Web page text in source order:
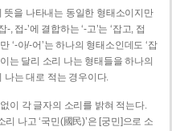
뜻을 나타내는 동일한 형태소이지만
접-’에 결합하는 ‘-고’는 ‘잡고, 접
‘-아/-어’는 하나의 형태소인데도 ‘잡
는 달리 소리 나는 형태들을 하나의
나는 대로 적는 경우이다.
이 각 글자의 소리를 밝혀 적는다.
리 나고 ‘국민(國民)’은 [궁민]으로 소